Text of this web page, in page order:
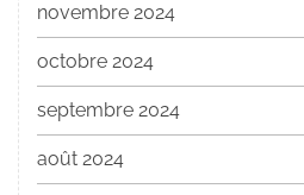
novembre 2024
octobre 2024
septembre 2024
août 2024